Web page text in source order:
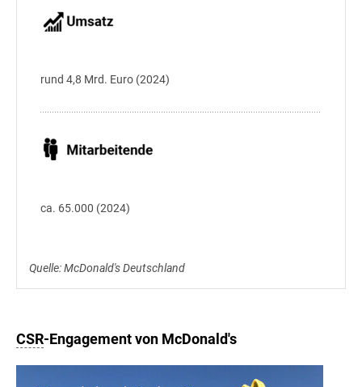
rund 4,8 Mrd. Euro (2024)
ca. 65.000 (2024)
Quelle: McDonald's Deutschland
CSR-Engagement von McDonald's